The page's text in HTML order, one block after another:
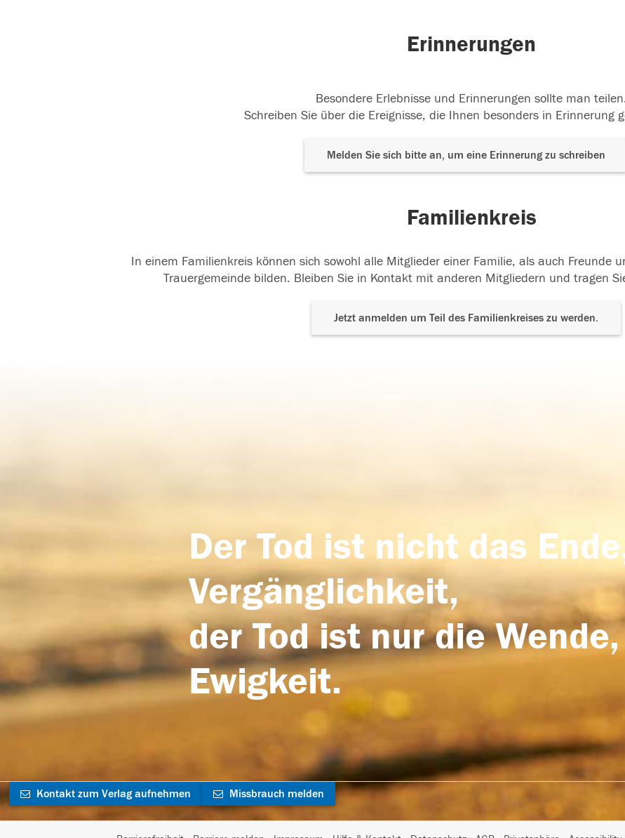
Erinnerungen
Besondere Erlebnisse und Erinnerungen sollte man
Schreiben Sie über die Ereignisse, die Ihnen besonders in Erinnerung
Melden Sie sich bitte an, um eine Erinnerung zu schreiben
Familienkreis
In einem Familienkreis können sich sowohl alle Mitglieder einer Familie, als auch Freunde
Trauergemeinde bilden. Bleiben Sie in Kontakt mit anderen Mitgliedern und tragen
Jetzt anmelden um Teil des Familienkreises zu werden.
Der Tod ist nicht das
Vergänglichkeit,
der Tod ist nur die
Ewigkeit.
Kontakt zum Verlag aufnehmen Missbrauch melden